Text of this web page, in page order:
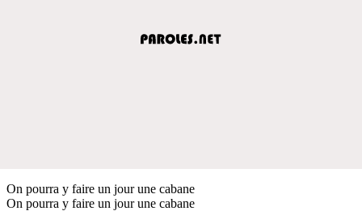
On pourra y faire un jour une cabane
On pourra y faire un jour une cabane